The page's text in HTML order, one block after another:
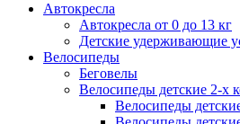
Автокресла
Автокресла от 0 до 13 кг
Детские удерживающие
Велосипеды
Беговелы
Велосипеды детские 2-х
Велосипеды